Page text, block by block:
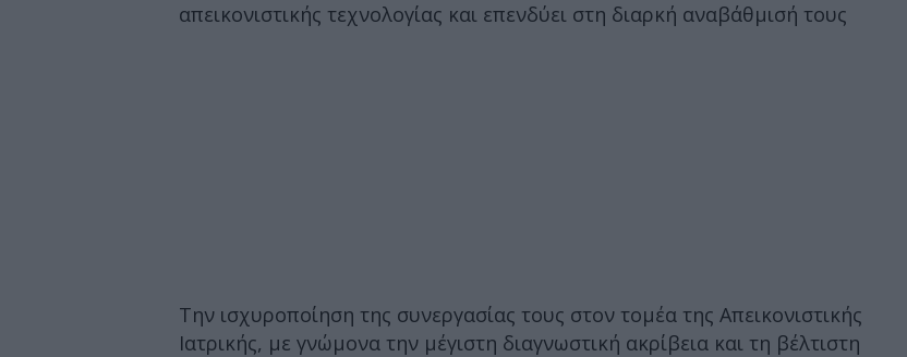
απεικονιστικής τεχνολογίας και επενδύει στη διαρκή αναβάθμισή τους
Την ισχυροποίηση της συνεργασίας τους στον τομέα της Απεικονιστικής
Ιατρικής, με γνώμονα την μέγιστη διαγνωστική ακρίβεια και τη βέλτιστη